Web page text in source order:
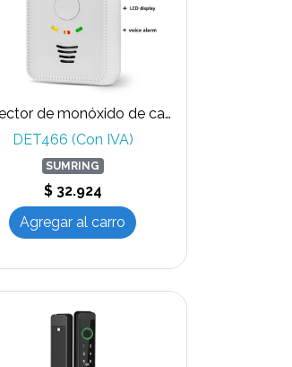
Detector de monóxido de carbono y gas LPG, gas natural autónomo 220 VAC
DET466 (Con IVA)
SUMRING
$ 32.924
Agregar al carro